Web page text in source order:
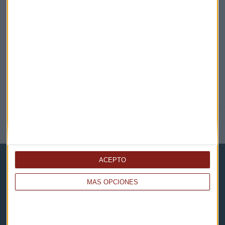
MÁS OPCIONES
ACEPTO
NOTICIAS RELACIONADAS